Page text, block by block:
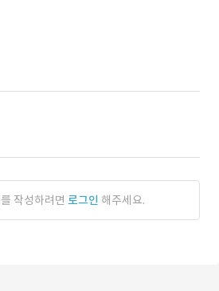
작성하려면 로그인 해주세요.